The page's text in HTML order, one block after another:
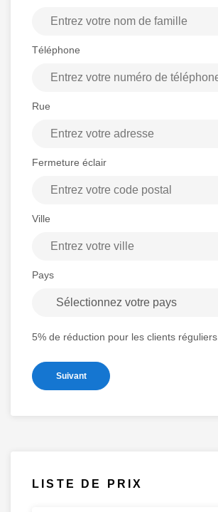
Téléphone
Rue
Fermeture éclair
Ville
Pays
Sélectionnez votre pays
5% de réduction pour les clients réguliers.
Suivant
LISTE DE PRIX